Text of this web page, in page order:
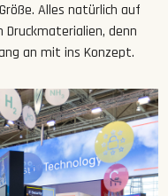
Alles natürlich auf
denn
an mit ins Konzept.